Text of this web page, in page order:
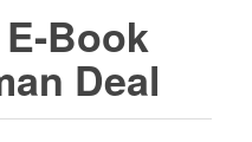
Book
Deal